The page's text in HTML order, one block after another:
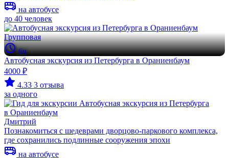
на автобусе
до 40 человек
Групповая
6ч
Автобусная экскурсия из Петербурга в Ораниенбаум
4000 ₽
4.33 3 отзыва
за одного
Дмитрий
Познакомиться с шедеврами дворцово-паркового комплекса,
где сохранились подлинные сооружения эпохи
на автобусе